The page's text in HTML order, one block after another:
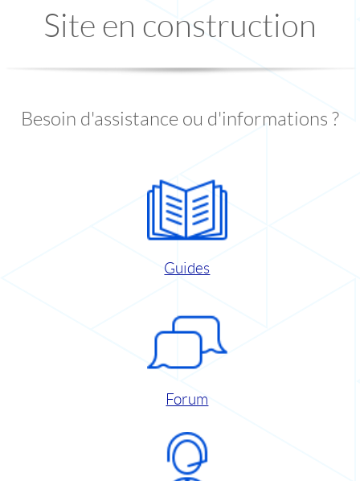
Site en construction
Besoin d'assistance ou d'informations ?
Guides
Forum